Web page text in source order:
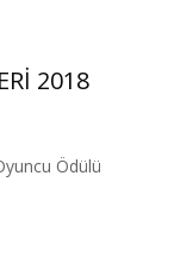
2018
Ödülü